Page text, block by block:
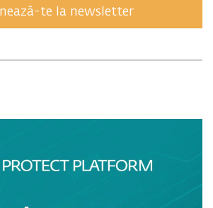
te la newsletter